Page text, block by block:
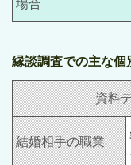
場合
縁談調査での主な個
資料
結婚相手の職業